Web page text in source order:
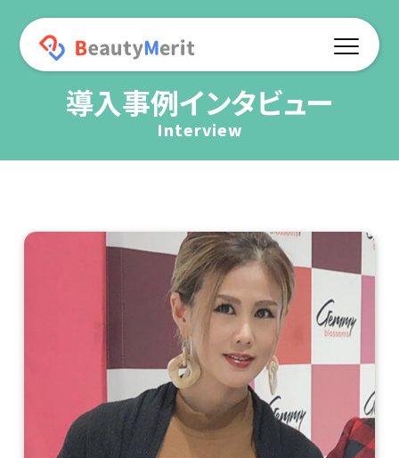
機能一覧
プッシュ通知
ポイント機能
オンラインショップ
データ分析
WEB予約
導入事例インタビュー
Interview